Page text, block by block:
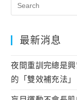
最新消息
夜間重訓完總是
的「雙效補充法」